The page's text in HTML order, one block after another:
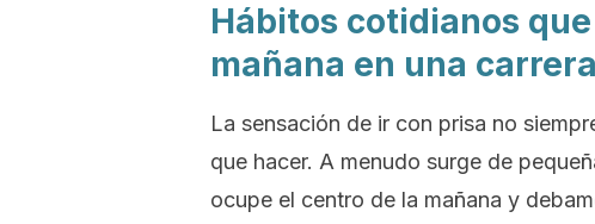
Hábitos cotidianos
mañana en una carrera
La sensación de ir con prisa no
que hacer. A menudo surge de
ocupe el centro de la mañana y